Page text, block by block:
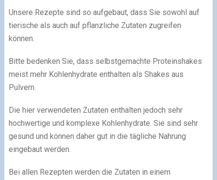
Unsere Rezepte sind so aufgebaut, dass Sie sowohl auf
tierische als auch auf pflanzliche Zutaten zugreifen
können.
Bitte bedenken Sie, dass selbstgemachte Proteinshakes
meist mehr Kohlenhydrate enthalten als Shakes aus
Pulvern.
Die hier verwendeten Zutaten enthalten jedoch sehr
hochwertige und komplexe Kohlenhydrate. Sie sind sehr
gesund und können daher gut in die tägliche Nahrung
eingebaut werden.
Bei allen Rezepten werden die Zutaten in einem